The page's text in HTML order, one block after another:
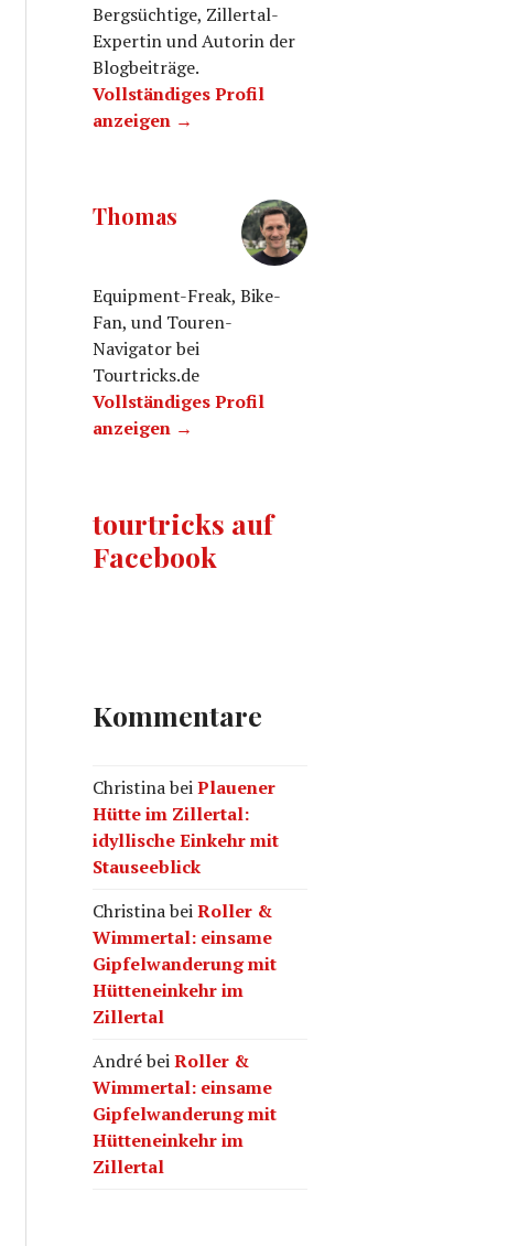
Bergsüchtige, Zillertal-
Expertin und Autorin der
Blogbeiträge.
Vollständiges Profil
anzeigen →
Thomas
Equipment-Freak, Bike-
Fan, und Touren-
Navigator bei
Tourtricks.de
Vollständiges Profil
anzeigen →
tourtricks auf
Facebook
Kommentare
ChristinabeiPlauener
Hütte im Zillertal:
idyllische Einkehr mit
Stauseeblick
ChristinabeiRoller &
Wimmertal: einsame
Gipfelwanderung mit
Hütteneinkehr im
Zillertal
AndrébeiRoller &
Wimmertal: einsame
Gipfelwanderung mit
Hütteneinkehr im
Zillertal